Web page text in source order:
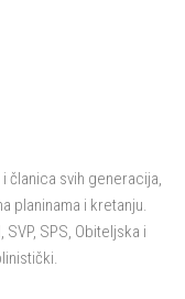
članica svih generacija,
planinama i kretanju.
SPS, Obiteljska i